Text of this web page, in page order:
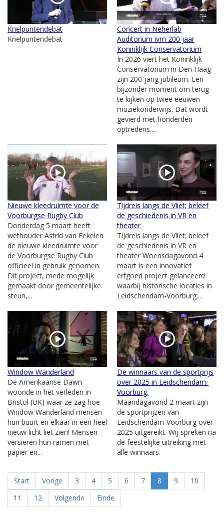
Knelpuntendebat
Knelpuntendebat
Concert in Neherlab
Auditorium ivm 200 jaar
Koninklijk Conservatorium
In 2026 viert het Koninklijk
Conservatorium in Den Haag
zijn 200-jarig jubileum. Een
bijzonder moment om terug
te kijken op twee eeuwen
muziekonderwijs. Dat wordt
gevierd met honderden
optredens....
Nieuwe kleedruimte voor de
Voorburgse Rugby Club
Donderdag 5 maart heeft
wethouder Astrid van Eekelen
de nieuwe kleedruimte voor
de Voorburgse Rugby Club
officieel in gebruik genomen.
Dit project, mede mogelijk
gemaakt door gemeentelijke
steun,...
Tijdreis langs de Vliet; beleef
de geschiedenis in VR en
theater
Tijdreis langs de Vliet; beleef
de geschiedenis in VR en
theater Woensdagavond 4
maart is een innovatief
erfgoed project gelanceerd
waarbij historische locaties in
Leidschendam-Voorburg...
Window Wanderland
De Amerikaanse Dawn
woonde in het verleden in
Bristol (UK) waar ze zag hoe
Window Wanderland mensen
hun buurt en elkaar in een heel
nieuw licht liet zien! Mensen
versieren hun ramen met
papier en...
De winnaars van de sportprijs
over 2025 in Leidschendam-
Voorburg.
Maandagavond 2 maart zijn
de sportprijzen van
Leidschendam-Voorburg over
2025 uitgereikt. Wij spreken na
de feestelijke uitreiking met
alle winnaars.
Start Vorige 3 4 5 6 7 8 9
10
11
12 Volgende Einde